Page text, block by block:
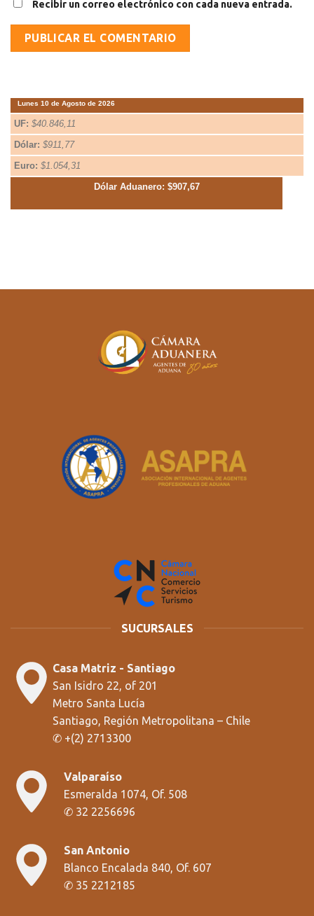
Recibir un correo electrónico con cada nueva entrada.
Lunes 10 de Agosto de 2026
UF: $40.846,11
Dólar: $911,77
Euro: $1.054,31
Dólar Aduanero: $907,67
SUCURSALES
Casa Matriz - Santiago
San Isidro 22, of 201
Metro Santa Lucía
Santiago, Región Metropolitana – Chile
✆ +(2) 2713300
Valparaíso
Esmeralda 1074, Of. 508
✆ 32 2256696
San Antonio
Blanco Encalada 840, Of. 607
✆ 35 2212185